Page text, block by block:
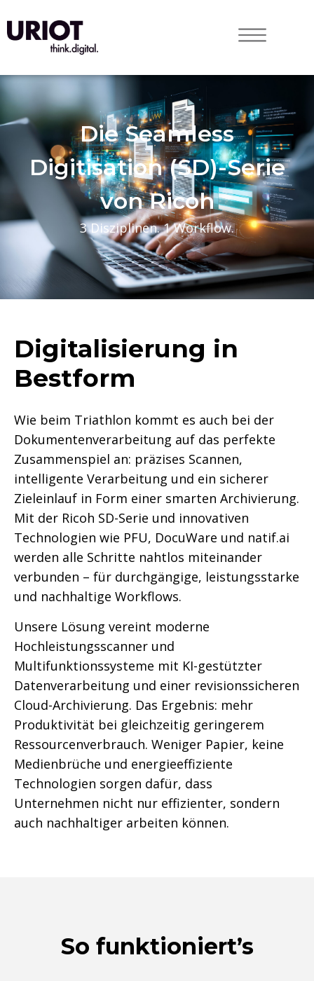
Die Seamless
Digitisation (SD)-Serie
von Ricoh
3 Disziplinen. 1 Workflow.
Digitalisierung in
Bestform
Wie beim Triathlon kommt es auch bei der
Dokumentenverarbeitung auf das perfekte
Zusammenspiel an: präzises Scannen,
intelligente Verarbeitung und ein sicherer
Zieleinlauf in Form einer smarten Archivierung.
Mit der Ricoh SD-Serie und innovativen
Technologien wie PFU, DocuWare und natif.ai
werden alle Schritte nahtlos miteinander
verbunden – für durchgängige, leistungsstarke
und nachhaltige Workflows.
Unsere Lösung vereint moderne
Hochleistungsscanner und
Multifunktionssysteme mit KI-gestützter
Datenverarbeitung und einer revisionssicheren
Cloud-Archivierung. Das Ergebnis: mehr
Produktivität bei gleichzeitig geringerem
Ressourcenverbrauch. Weniger Papier, keine
Medienbrüche und energieeffiziente
Technologien sorgen dafür, dass
Unternehmen nicht nur effizienter, sondern
auch nachhaltiger arbeiten können.
So funktioniert’s